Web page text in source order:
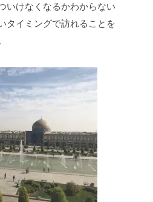
いけなくなるかわからない
タイミングで訪れることを